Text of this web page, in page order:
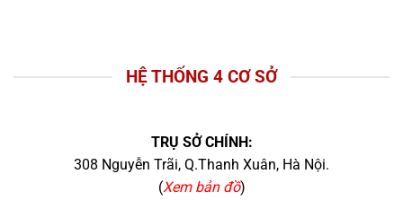
HỆ THỐNG 4 CƠ SỞ
TRỤ SỞ CHÍNH:
308 Nguyễn Trãi, Q.Thanh Xuân, Hà Nội.
(Xem bản đồ)